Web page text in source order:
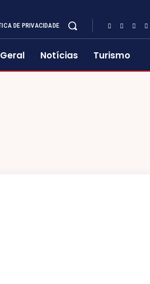
DE PRIVACIDADE
Geral Notícias Turismo